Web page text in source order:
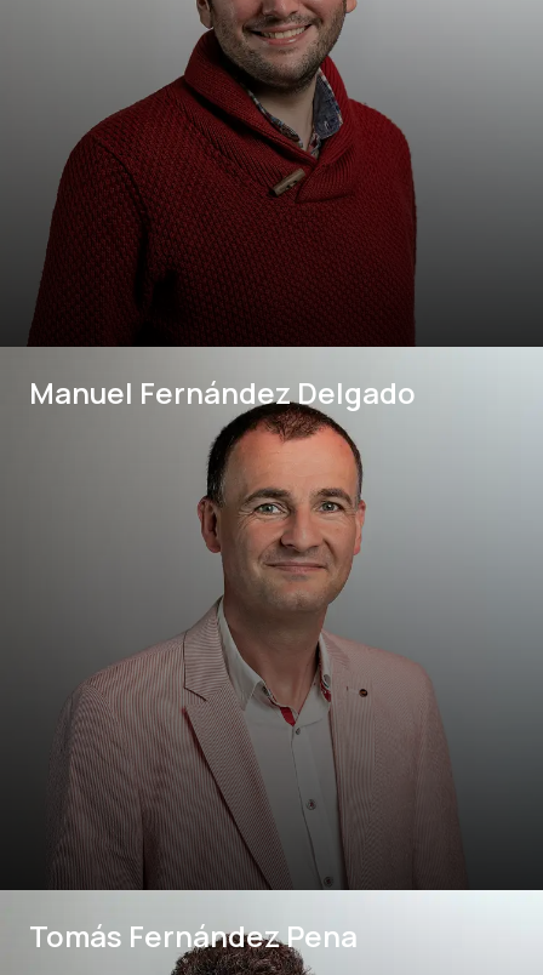
Manuel Fernández Delgado
Tomás Fernández Pena